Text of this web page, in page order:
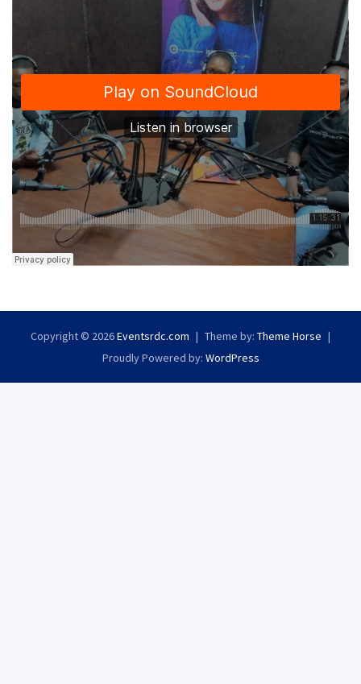
Copyright © 2026Eventsrdc.com Theme by: Theme Horse
Proudly Powered by: WordPress